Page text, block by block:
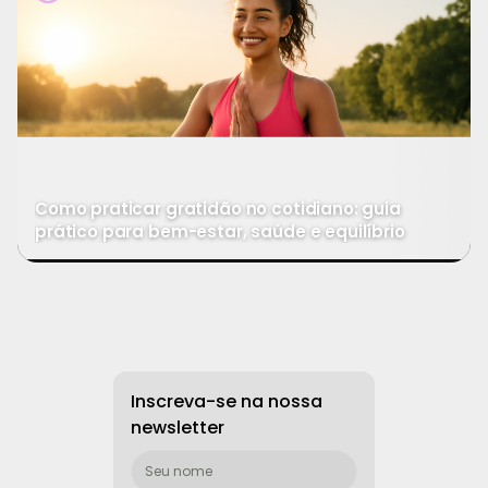
Como praticar gratidão no cotidiano: guia
prático para bem-estar, saúde e equilíbrio
Ver mais→
Inscreva-se na nossa
newsletter